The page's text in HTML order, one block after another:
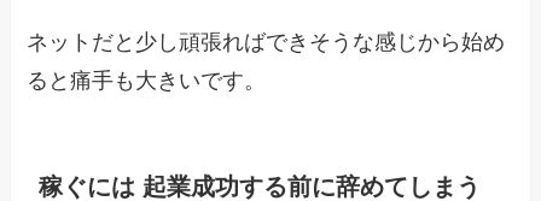
ネットだと少し頑張ればできそうな感じから始め
ると痛手も大きいです。
稼ぐには 起業成功する前に辞めてしまう